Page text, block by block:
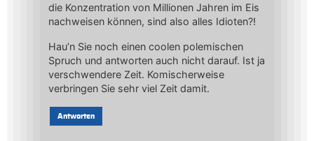
die Konzentration von Millionen Jahren im Eis
nachweisen können, sind also alles Idioten?!
Hau’n Sie noch einen coolen polemischen
Spruch und antworten auch nicht darauf. Ist ja
verschwendere Zeit. Komischerweise
verbringen Sie sehr viel Zeit damit.
Antworten